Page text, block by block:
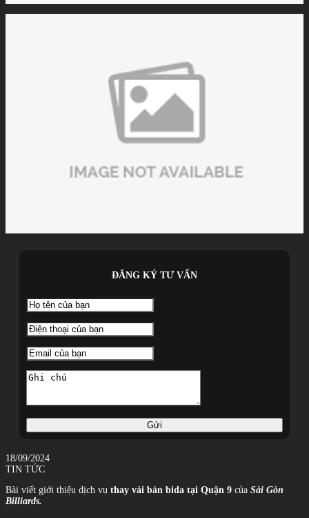
ĐĂNG KÝ TƯ VẤN
Gửi
18/09/2024
TIN TỨC
Bài viết giới thiệu dịch vụ thay vải bàn bida tại Quận 9 của Sài Gòn
Billiards.